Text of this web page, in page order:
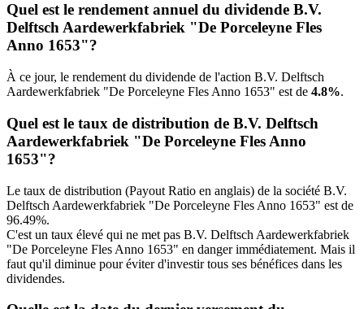
Quel est le rendement annuel du dividende B.V.
Delftsch Aardewerkfabriek "De Porceleyne Fles
Anno 1653"?
À ce jour, le rendement du dividende de l'action B.V. Delftsch
Aardewerkfabriek "De Porceleyne Fles Anno 1653" est de 4.8%.
Quel est le taux de distribution de B.V. Delftsch
Aardewerkfabriek "De Porceleyne Fles Anno
1653"?
Le taux de distribution (Payout Ratio en anglais) de la société B.V.
Delftsch Aardewerkfabriek "De Porceleyne Fles Anno 1653" est de
96.49%.
C'est un taux élevé qui ne met pas B.V. Delftsch Aardewerkfabriek
"De Porceleyne Fles Anno 1653" en danger immédiatement. Mais il
faut qu'il diminue pour éviter d'investir tous ses bénéfices dans les
dividendes.